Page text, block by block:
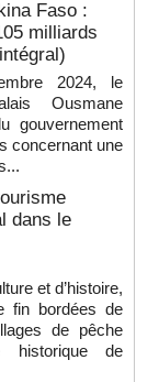
Faso :
milliards
2024, le
Ousmane
gouvernement
concernant une
dans le
et d’histoire,
fin bordées de
de pêche
historique de